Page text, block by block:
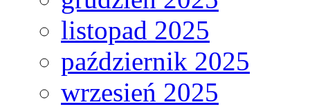
listopad 2025
październik 2025
wrzesień 2025